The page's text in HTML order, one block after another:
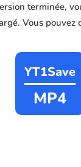
terminée,
Vous
YT1Save
MP4